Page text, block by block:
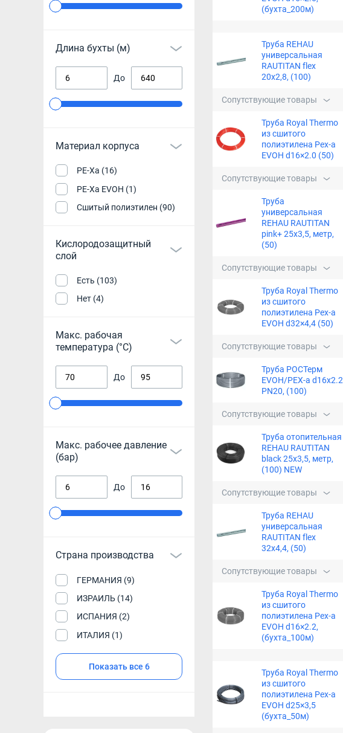
Длина бухты (м)
До
Материал корпуса
PE-Xa (16)
PE-Xa EVOH (1)
Сшитый полиэтилен (90)
Кислородозащитный
слой
Есть (103)
Нет (4)
Макс. рабочая
температура (°С)
До
Макс. рабочее давление
(бар)
До
Страна производства
ГЕРМАНИЯ (9)
ИЗРАИЛЬ (14)
ИСПАНИЯ (2)
ИТАЛИЯ (1)
Показать все 6
(бухта_200м)
Труба REHAU
универсальная
RAUTITAN flex
20x2,8, (100)
Сопутствующие товары
Труба Royal Thermo
из сшитого
полиэтилена Pex-a
EVOH d16×2.0 (50)
Сопутствующие товары
Труба
универсальная
REHAU RAUTITAN
pink+ 25х3,5, метр,
(50)
Сопутствующие товары
Труба Royal Thermo
из сшитого
полиэтилена Pex-a
EVOH d32×4,4 (50)
Сопутствующие товары
Труба РОСТерм
EVOH/PEX-a d16х2.2
PN20, (100)
Сопутствующие товары
Труба отопительная
REHAU RAUTITAN
black 25х3,5, метр,
(100) NEW
Сопутствующие товары
Труба REHAU
универсальная
RAUTITAN flex
32x4,4, (50)
Сопутствующие товары
Труба Royal Thermo
из сшитого
полиэтилена Pex-a
EVOH d16×2.2,
(бухта_100м)
Труба Royal Thermo
из сшитого
полиэтилена Pex-a
EVOH d25×3,5
(бухта_50м)